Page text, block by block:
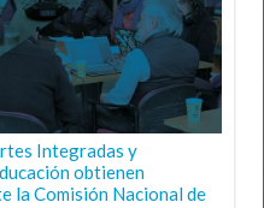
Integradas y
obtienen
la Comisión Nacional de